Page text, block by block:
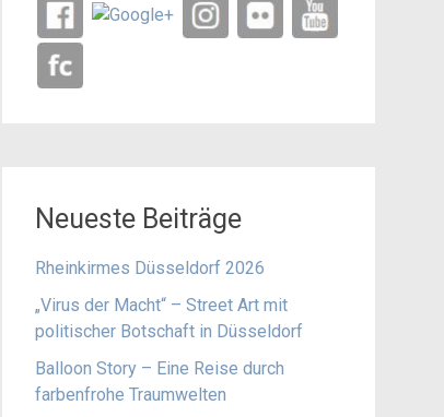
Neueste Beiträge
Rheinkirmes Düsseldorf 2026
„Virus der Macht“ – Street Art mit
politischer Botschaft in Düsseldorf
Balloon Story – Eine Reise durch
farbenfrohe Traumwelten